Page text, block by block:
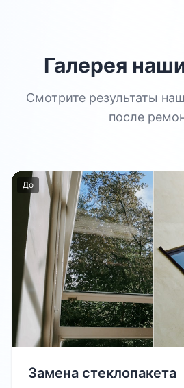
Галерея
Смотрите результаты
после
До
Замена стеклопакета